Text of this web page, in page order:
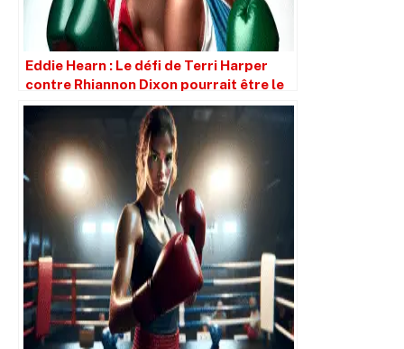
Eddie Hearn : Le défi de Terri Harper
contre Rhiannon Dixon pourrait être le
dernier coup de dés